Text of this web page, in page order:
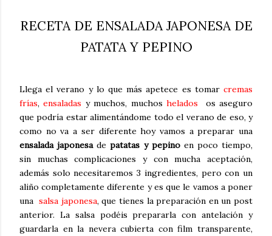
RECETA DE ENSALADA JAPONESA DE
PATATA Y PEPINO
Llega el verano y lo que más apetece es tomar cremas
frías,ensaladas y muchos, muchos helados os aseguro
que podría estar alimentándome todo el verano de eso, y
como no va a ser diferente hoy vamos a preparar una
ensalada japonesadepatatas y pepinoen poco tiempo,
sin muchas complicaciones y con mucha aceptación,
además solo necesitaremos 3 ingredientes, pero con un
aliño completamente diferente y es que le vamos a poner
unasalsa japonesa, que tienes la preparación en un post
anterior. La salsa podéis prepararla con antelación y
guardarla en la nevera cubierta con film transparente,